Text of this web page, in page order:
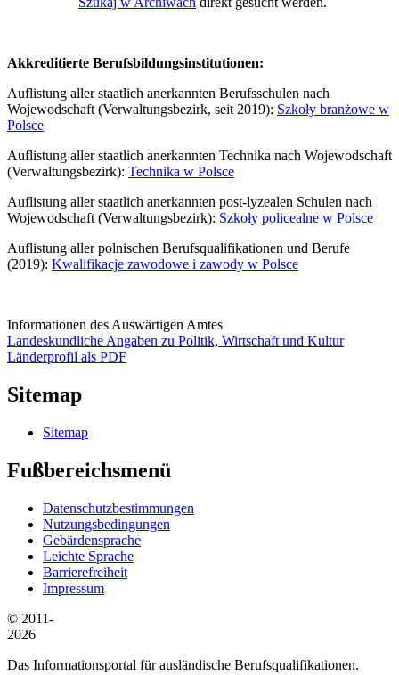
Akkreditierte Berufsbildungsinstitutionen:
Auflistung aller staatlich anerkannten Berufsschulen nach
Wojewodschaft (Verwaltungsbezirk, seit 2019): Szkoły branżowe w
Polsce
Auflistung aller staatlich anerkannten Technika nach Wojewodschaft
(Verwaltungsbezirk): Technika w Polsce
Auflistung aller staatlich anerkannten post-lyzealen Schulen nach
Wojewodschaft (Verwaltungsbezirk): Szkoły policealne w Polsce
Auflistung aller polnischen Berufsqualifikationen und Berufe
(2019): Kwalifikacje zawodowe i zawody w Polsce
Informationen des Auswärtigen Amtes
Landeskundliche Angaben zu Politik, Wirtschaft und Kultur
Länderprofil als PDF
Sitemap
Sitemap
Fußbereichsmenü
Datenschutzbestimmungen
Nutzungsbedingungen
Gebärdensprache
Leichte Sprache
Barrierefreiheit
Impressum
© 2011-
2026
Das Informationsportal für ausländische Berufsqualifikationen.